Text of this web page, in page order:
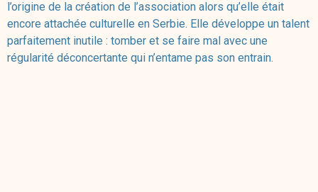
l’origine de la création de l’association alors qu’elle était
encore attachée culturelle en Serbie. Elle développe un talent
parfaitement inutile : tomber et se faire mal avec une
régularité déconcertante qui n’entame pas son entrain.